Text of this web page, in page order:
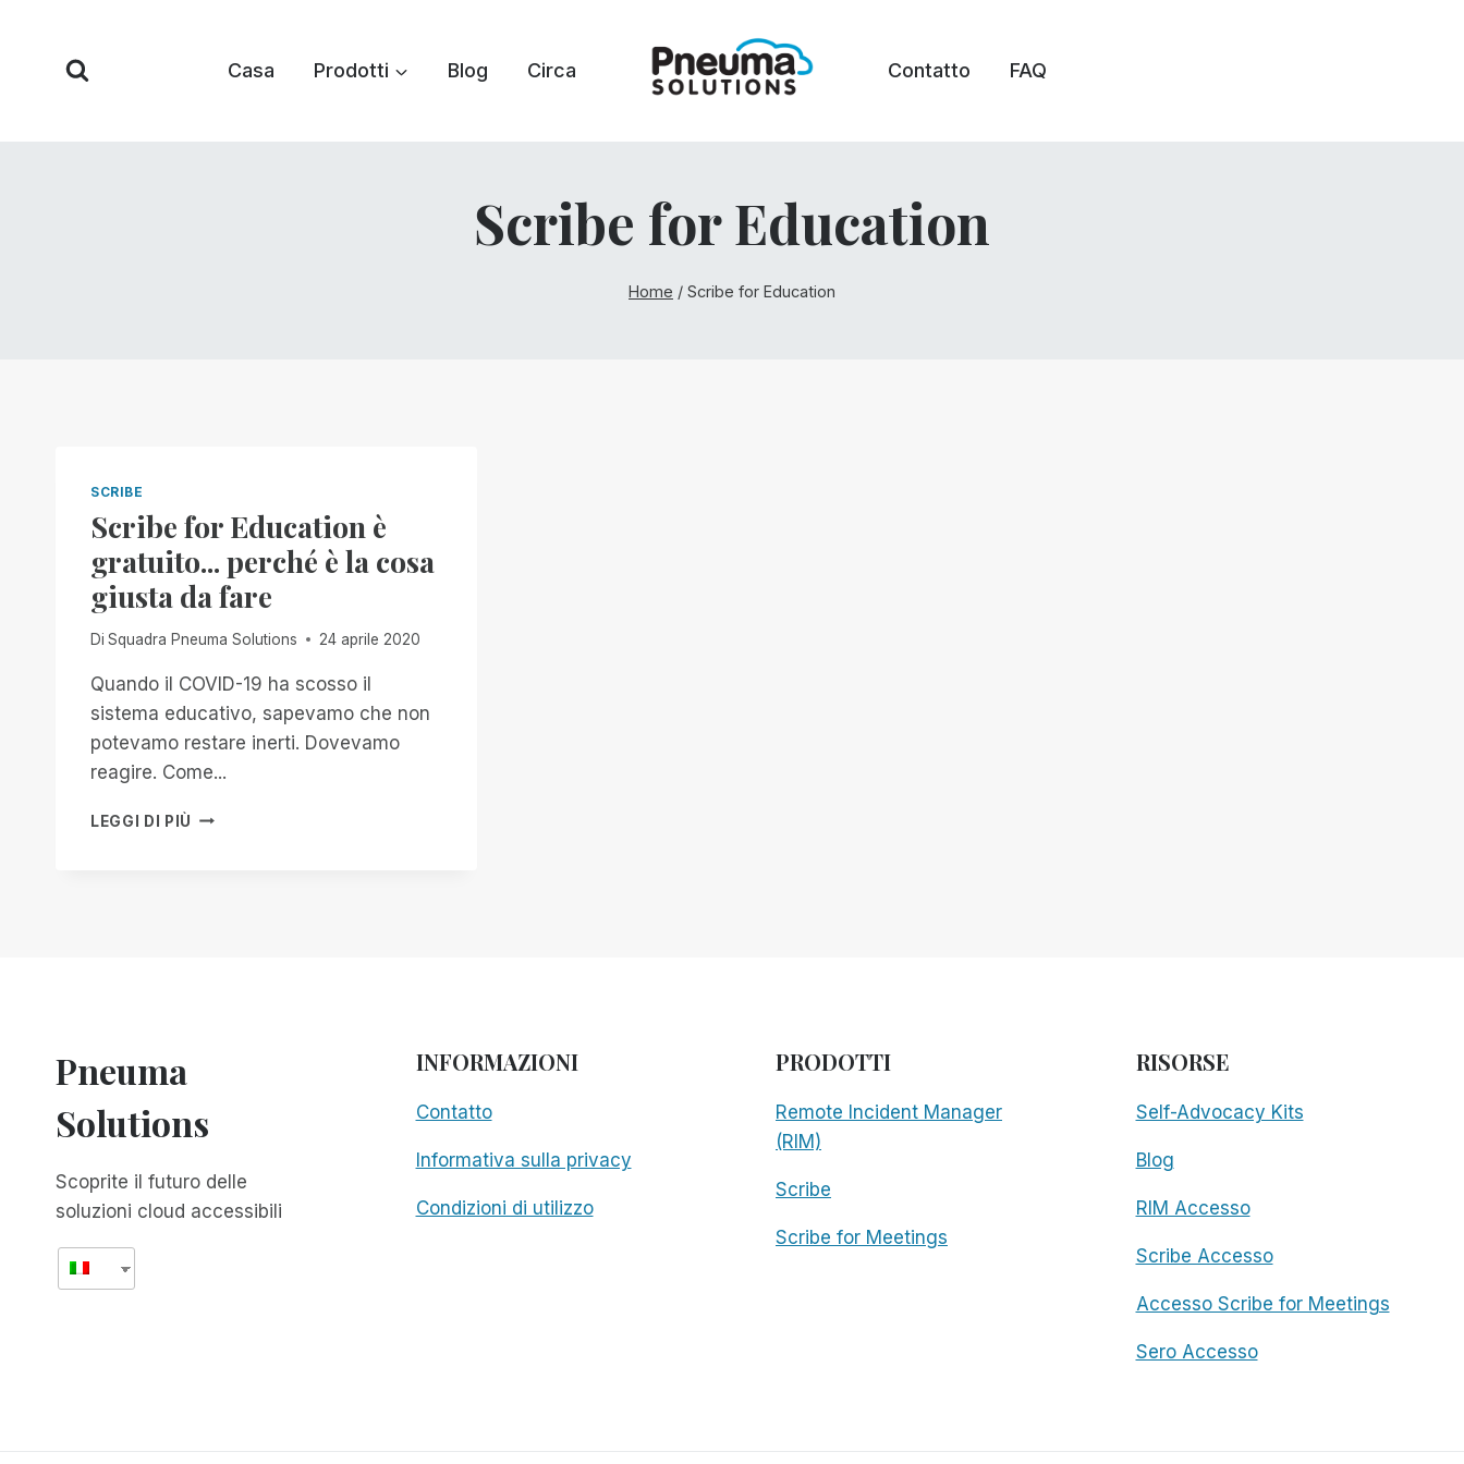
contenuto
Casa Prodotti Blog Circa Contatto FAQ
Scribe for Education
Home / Scribe for Education
SCRIBE
Scribe for Education è
gratuito... perché è la cosa
giusta da fare
Di Squadra Pneuma Solutions 24 aprile 2020
Quando il COVID-19 ha scosso il
sistema educativo, sapevamo che non
potevamo restare inerti. Dovevamo
reagire. Come...
LEGGI DI PIÙ SCRIBE
Pneuma
Solutions
Scoprite il futuro delle
soluzioni cloud accessibili
INFORMAZIONI
Contatto
Informativa sulla privacy
Condizioni di utilizzo
PRODOTTI
Remote Incident Manager
(RIM)
Scribe
Scribe for Meetings
RISORSE
Self-Advocacy Kits
Blog
RIM Accesso
Scribe Accesso
Accesso Scribe for Meetings
Sero Accesso